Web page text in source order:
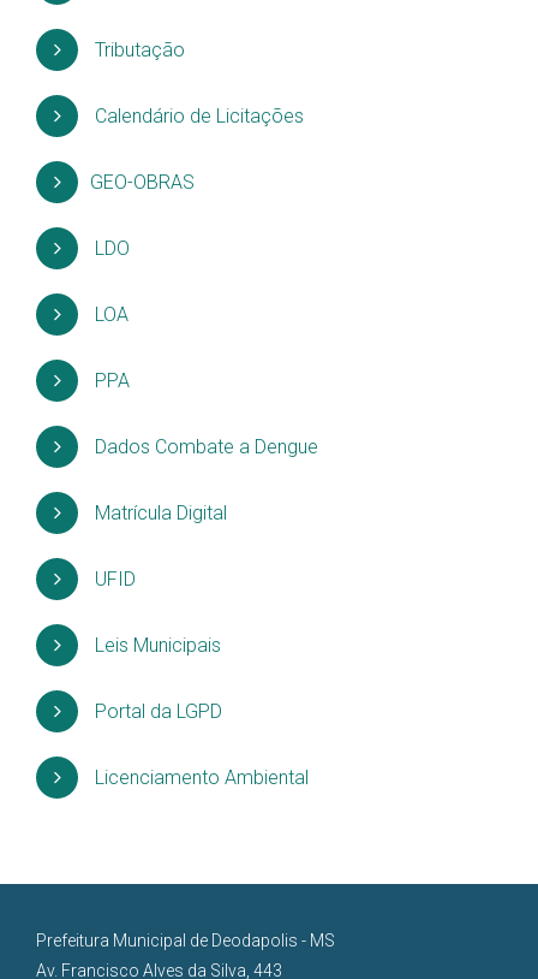
Tributação
Calendário de Licitações
GEO-OBRAS
LDO
LOA
PPA
Dados Combate a Dengue
Matrícula Digital
UFID
Leis Municipais
Portal da LGPD
Licenciamento Ambiental
Prefeitura Municipal de Deodapolis - MS
Av. Francisco Alves da Silva, 443